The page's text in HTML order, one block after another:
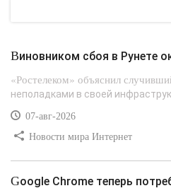
Виновником сбоя в Рунете
«Ростелеком» объяснил
неполадками в своей
07-авг-2026
Новости мира Интернет
Google Chrome теперь